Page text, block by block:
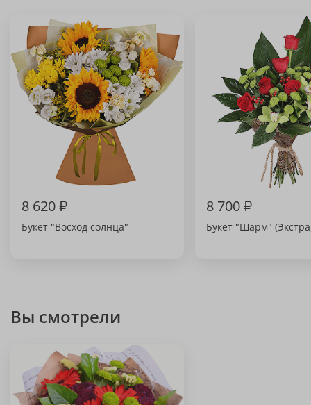
8 620₽
Букет "Восход солнца"
8 700₽
Букет "Шарм"
Вы смотрели